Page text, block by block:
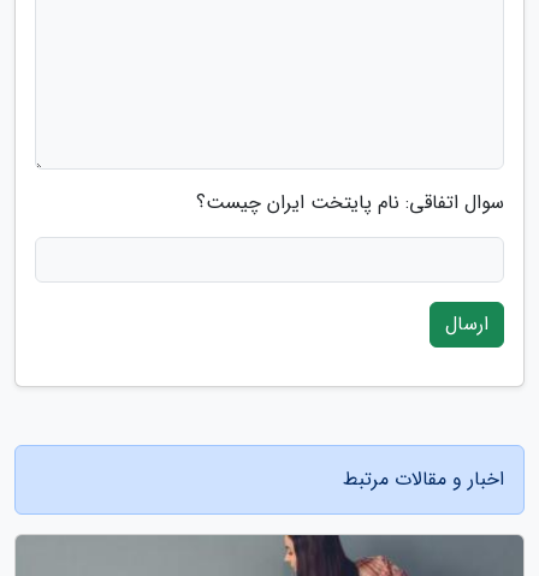
سوال اتفاقی: نام پایتخت ایران چیست؟
ارسال
اخبار و مقالات مرتبط